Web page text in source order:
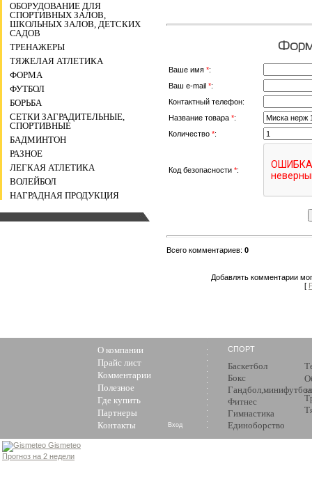
ОБОРУДОВАНИЕ ДЛЯ
СПОРТИВНЫХ ЗАЛОВ,
ШКОЛЬНЫХ ЗАЛОВ, ДЕТСКИХ
САДОВ
ТРЕНАЖЕРЫ
ТЯЖЕЛАЯ АТЛЕТИКА
ФОРМА
ФУТБОЛ
БОРЬБА
СЕТКИ ЗАГРАДИТЕЛЬНЫЕ,
СПОРТИВНЫЕ
БАДМИНТОН
РАЗНОЕ
ЛЕГКАЯ АТЛЕТИКА
ВОЛЕЙБОЛ
НАГРАДНАЯ ПРОДУКЦИЯ
Ваше имя *:
Ваш e-mail *:
Контактный телефон:
Название товара *:
Количество *:
Код безопасности *:
Всего комментариев: 0
Добавлять комментарии
[
О компании
Прайс лист
Комментарии
Полезное
Где купить
Партнеры
Контакты
СПОРТ
Баскетбол
Бокс
Гандбол,минифутбол
Фитнес
Гимнастика
Единоборство
Вход
Gismeteo
Прогноз на 2 недели